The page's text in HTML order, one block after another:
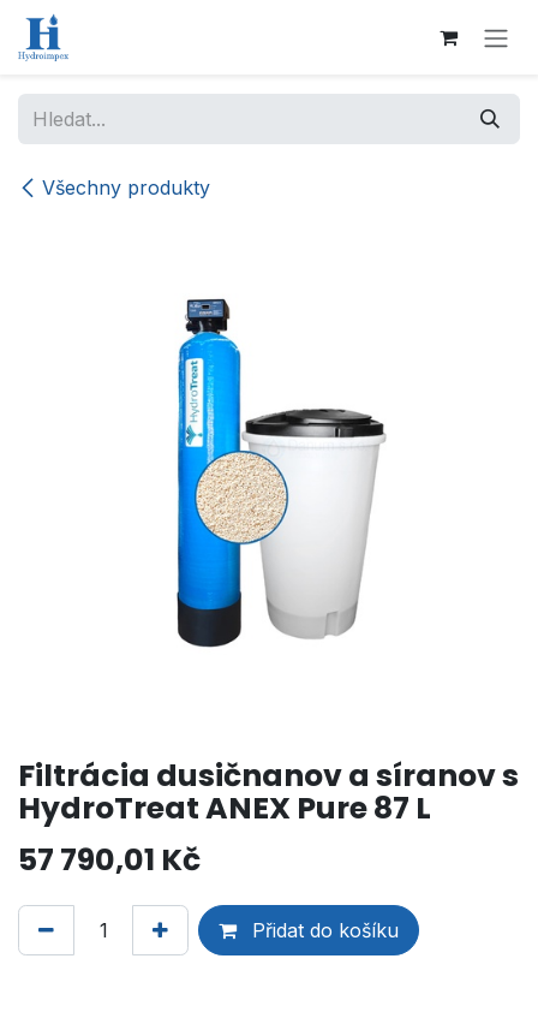
Přejít na obsah
Všechny produkty
Filtrácia dusičnanov a síranov s
HydroTreat ANEX Pure 87 L
57 790,01 Kč
Přidat do košíku